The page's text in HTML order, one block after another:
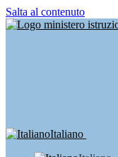
Salta al contenuto
Italiano